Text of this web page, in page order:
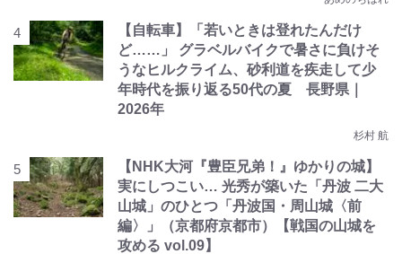
【自転車】「若いときは登れたんだけ
ど……」 グラベルバイクで暑さに負けそ
うなヒルクライム、砂利道を疾走して少
年時代を振り返る50代の夏 長野県｜
2026年
杉村 航
【NHK大河『豊臣兄弟！』ゆかりの城】
実にしつこい… 光秀が築いた「丹波 二大
山城」のひとつ「丹波国・周山城〈前
編〉」（京都府京都市）【戦国の山城を
攻める vol.09】